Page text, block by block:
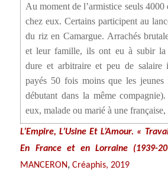
Au moment de l’armistice seuls 4000
chez eux. Certains participent au
du riz en Camargue. Arrachés
et leur famille, ils ont eu à subir la
dure et arbitraire et peu de salaire
payés 50 fois moins que les jeunes
débutant dans la même
eux, malade ou marié à une française,
L’Empire, L’Usine Et L’Amour. «
En France et en Lorraine (1939-
MANCERON,Créaphis, 2019